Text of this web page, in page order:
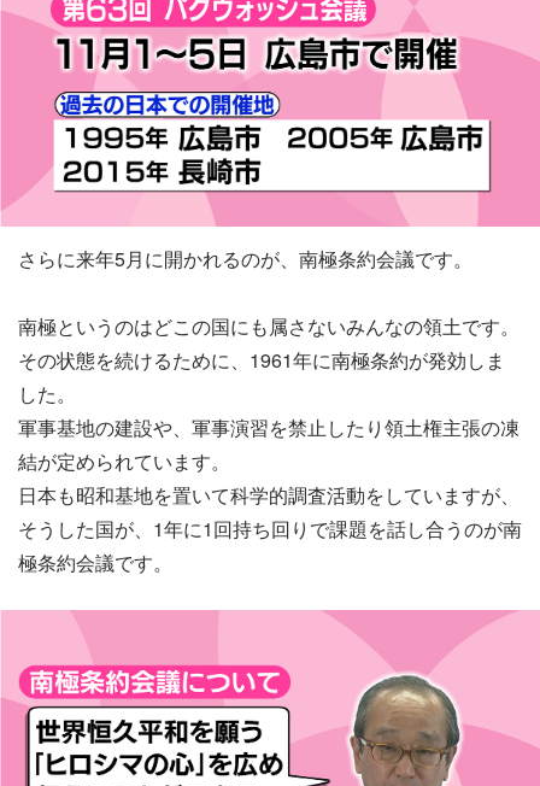
さらに来年5月に開かれるのが、南極条約会議です。
南極というのはどこの国にも属さないみんなの領土です。
その状態を続けるために、1961年に南極条約が発効しま
した。
軍事基地の建設や、軍事演習を禁止したり領土権主張の凍
結が定められています。
日本も昭和基地を置いて科学的調査活動をしていますが、
そうした国が、1年に1回持ち回りで課題を話し合うのが南
極条約会議です。